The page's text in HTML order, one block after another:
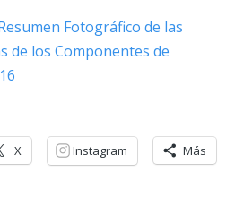
Fotográfico de las
de los Componentes de
X Instagram Más